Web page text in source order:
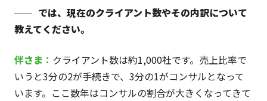
では、現在のクライアント数やその内訳について
教えてください。
伴さま ： クライアント数は約1,000社です。売上比率で
いうと3分の2が手続きで、3分の1がコンサルとなって
います。ここ数年はコンサルの割合が大きくなってきて